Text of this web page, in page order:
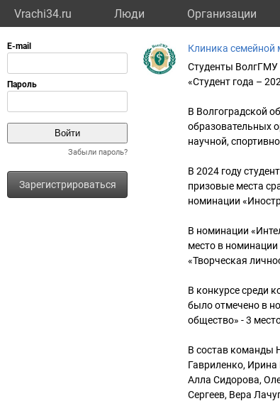
Vrachi34.ru Люди Организации
Забыли пароль?
Зарегистрироваться
Клиника
Студенты ВолгГМУ
«Студент года –
В Волгоградской
образовательных
научной,
В 2024 году
призовые места
номинации
В номинации
место в
«Творческая
В конкурсе среди
было отмечено в
общество» - 3
В состав команды
Гавриленко,
Алла Сидорова,
Сергеев, Вера